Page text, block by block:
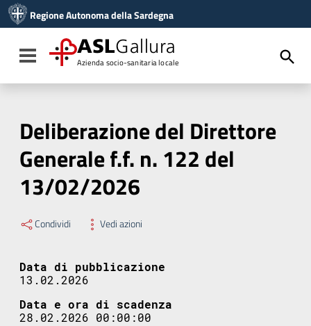
Vai al menu di navigazione
Vai al footer
Regione Autonoma della Sardegna
Toggle navigation
ASLGallura
Azienda socio-sanitaria locale
Deliberazione del Direttore
Generale f.f. n. 122 del
13/02/2026
Condividi Vedi azioni
Data di pubblicazione
13.02.2026
Data e ora di scadenza
28.02.2026 00:00:00